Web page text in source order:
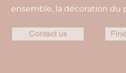
ensemble, la décoration du
Contact us